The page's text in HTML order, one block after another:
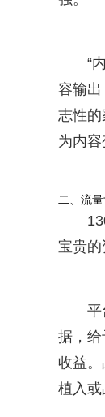
“
容输出
志性
为内容
二、流
宝贵
平
据，
收益
植入或